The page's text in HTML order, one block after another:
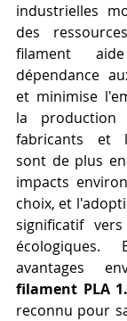
industrielles
des
filament
dépendance
et minimise
la production
fabricants et
sont de plus
impacts
choix, et
significatif
filament PLA
reconnu pour